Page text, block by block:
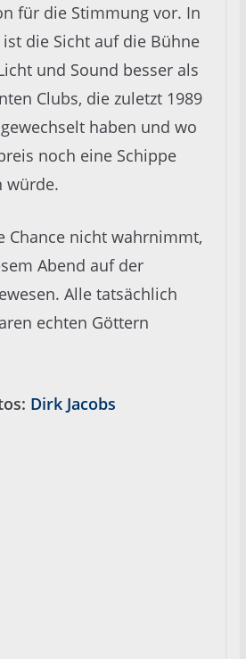
für die Stimmung vor. In
die Sicht auf die Bühne
und Sound besser als
Clubs, die zuletzt 1989
haben und wo
noch eine Schippe
würde.
Chance nicht wahrnimmt,
Abend auf der
Alle tatsächlich
echten Göttern
Dirk Jacobs